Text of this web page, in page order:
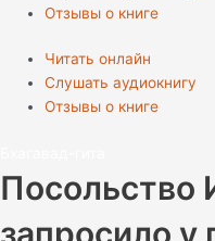
Отзывы о книге
Читать онлайн
Слушать аудиокнигу
Отзывы о книге
Посольство